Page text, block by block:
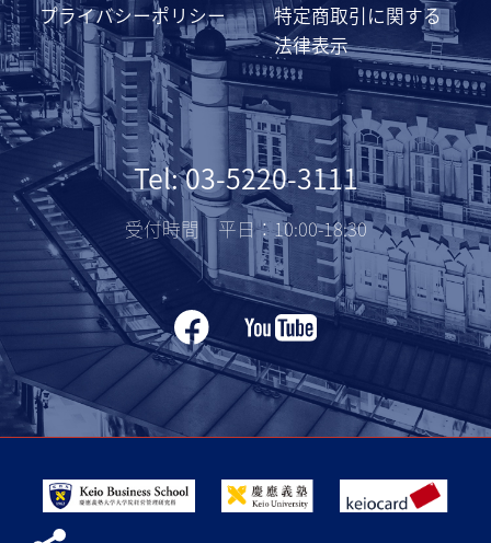
プライバシーポリシー
特定商取引に関する
法律表示
Tel: 03-5220-3111
受付時間 平日：10:00-18:30